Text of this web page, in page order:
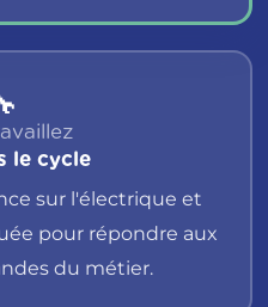
le cycle
sur l'électrique et
pour répondre aux
du métier.